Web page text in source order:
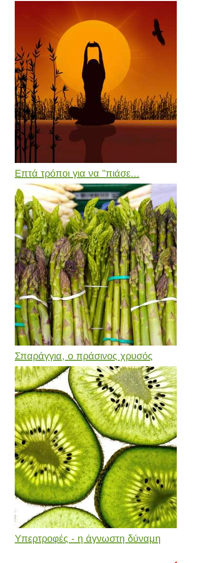
Επτά τρόποι για να "πιάσε...
Σπαράγγια, ο πράσινος χρυσός
Υπερτροφές - η άγνωστη δύναμη